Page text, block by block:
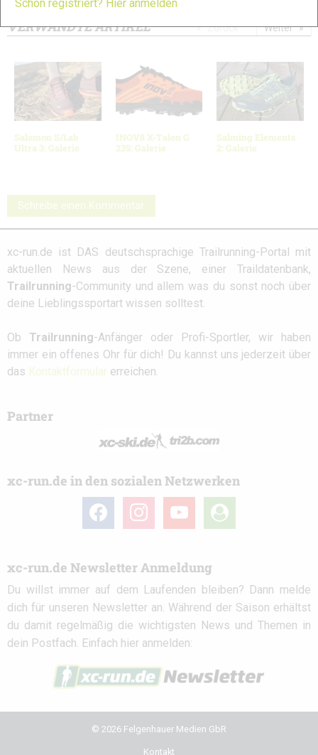
© Bilder 1 - 14: Felgenhauer;
VERWANDTE ARTIKEL
Salomon S/Lab
Ultra 3: Galerie
INOV8 X-Talon G
235: Galerie
Salming Elements
2: Galerie
Zurück Weiter
Schreibe einen Kommentar
xc-run.de ist DAS deutschsprachige Trailrunning-Portal mit
aktuellen News aus der Szene, einer Traildatenbank,
Trailrunning-Community und allem was du sonst noch über
deine Lieblingssportart wissen solltest.
Ob Trailrunning-Anfänger oder Profi-Sportler, wir haben
immer ein offenes Ohr für dich! Du kannst uns jederzeit über
das Kontaktformular erreichen.
Partner
xc-run.de in den sozialen Netzwerken
facebook instagram youtube
user-
circle
xc-run.de Newsletter Anmeldung
Du willst immer auf dem Laufenden bleiben? Dann melde
dich für unseren Newsletter an. Während der Saison erhältst
du damit regelmäßig die wichtigsten News und Themen in
dein Postfach. Einfach hier anmelden:
© 2026 Felgenhauer Medien GbR
Kontakt
Schon registriert? Hier anmelden